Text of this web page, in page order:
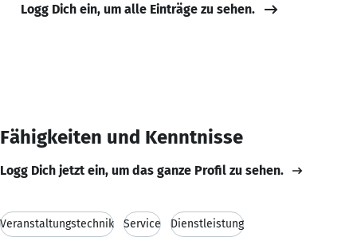
Logg Dich ein, um alle Einträge zu sehen.
Fähigkeiten und Kenntnisse
Logg Dich jetzt ein, um das ganze Profil zu sehen.
Veranstaltungstechnik Service Dienstleistung